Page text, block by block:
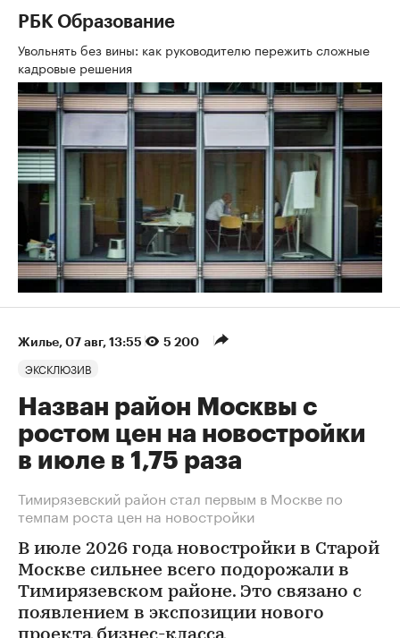
РБК Образование
Увольнять без вины: как руководителю пережить сложные
кадровые решения
Жилье 07 авг, 13:55 5 200
ЭКСКЛЮЗИВ
Назван район Москвы с
ростом цен на новостройки
в июле в 1,75 раза
Тимирязевский район стал первым в Москве по
темпам роста цен на новостройки
В июле 2026 года новостройки в Старой
Москве сильнее всего подорожали в
Тимирязевском районе. Это связано с
появлением в экспозиции нового